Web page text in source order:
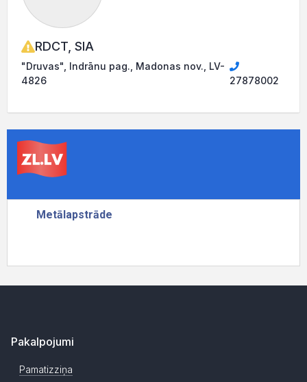
RDCT, SIA
"Druvas", Indrānu pag., Madonas nov., LV-
4826
27878002
Pakalpojumi
Pamatizziņa